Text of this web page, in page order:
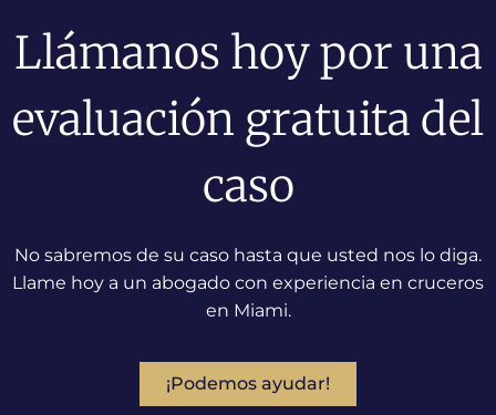
Llámanos hoy por una
evaluación gratuita del
caso
No sabremos de su caso hasta que usted nos lo diga.
Llame hoy a un abogado con experiencia en cruceros
en Miami.
¡Podemos ayudar!